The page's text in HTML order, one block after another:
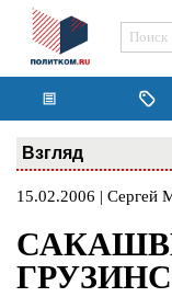
Взгляд
15.02.2006 | Сергей